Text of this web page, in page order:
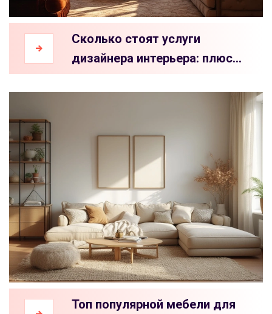
Сколько стоят услуги
дизайнера интерьера: плюсы
и минусы выбора
профессионала
Топ популярной мебели для